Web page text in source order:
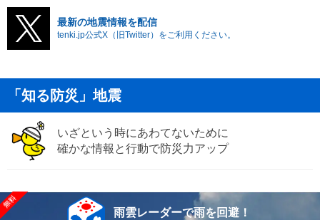
最新の地震情報を配信
tenki.jp公式X（旧Twitter）をご利用ください。
「知る防災」地震
いざという時にあわてないために
確かな情報と行動で防災力アップ
雨雲レーダーで雨を回避！